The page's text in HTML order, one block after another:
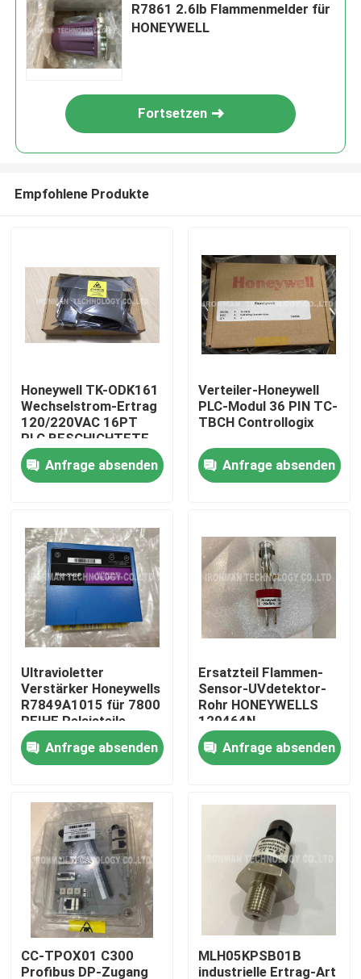
Über uns
Kontakte
Produkte
Plc-Steuereinheit
Honeywell PLC-Modul
Prüfer Honeywells HC900
Modul Honeywells FSC
Honeywell verkabeln Produkte
Honeywell-Batterie-Satz
R7861 2.6lb Flammenmelder für
HONEYWELL
Fortsetzen
Empfohlene Produkte
Honeywell TK-ODK161
Wechselstrom-Ertrag
120/220VAC 16PT
PLC BESCHICHTETE
analoger Modul-I O
Anfrage absenden
Verteiler-Honeywell
PLC-Modul 36 PIN TC-
TBCH Controllogix
Anfrage absenden
Ultravioletter
Verstärker Honeywells
R7849A1015 für 7800
REIHE Relaisteile
Anfrage absenden
Ersatzteil Flammen-
Sensor-UVdetektor-
Rohr HONEYWELLS
129464N
Anfrage absenden
CC-TPOX01 C300
Profibus DP-Zugang
MLH05KPSB01B
industrielle Ertrag-Art